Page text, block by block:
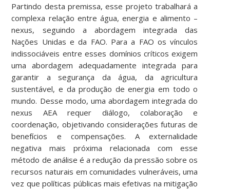
Partindo desta premissa, esse projeto trabalhará a
complexa relação entre água, energia e alimento –
nexus, seguindo a abordagem integrada das
Nações Unidas e da FAO. Para a FAO os vínculos
indissociáveis entre esses domínios críticos exigem
uma abordagem adequadamente integrada para
garantir a segurança da água, da agricultura
sustentável, e da produção de energia em todo o
mundo. Desse modo, uma abordagem integrada do
nexus AEA requer diálogo, colaboração e
coordenação, objetivando considerações futuras de
benefícios e compensações. A externalidade
negativa mais próxima relacionada com esse
método de análise é a redução da pressão sobre os
recursos naturais em comunidades vulneráveis, uma
vez que políticas públicas mais efetivas na mitigação